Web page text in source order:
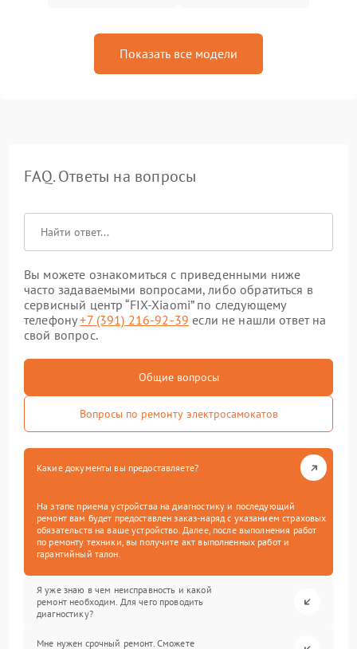
Показать все модели
FAQ. Ответы на вопросы
Вы можете ознакомиться с приведенными ниже
часто задаваемыми вопросами, либо обратиться в
сервисный центр “FIX-Xiaomi” по следующему
телефону+7 (391) 216-92-39 если не нашли ответ на
свой вопрос.
Общие вопросы
Вопросы по ремонту электросамокатов
Какие документы вы предоставляете?
На этапе приема устройства на диагностику и последующий
ремонт вам будет предоставлен заказ-наряд с указанием страховых
обязательств на ваше устройство. Далее, после выполнения работ
по ремонту техники, вы получите акт выполненных работ и
гарантийный талон.
Я уже знаю в чем неисправность и какой
ремонт необходим. Для чего проводить
диагностику?
Мне нужен срочный ремонт. Сможете